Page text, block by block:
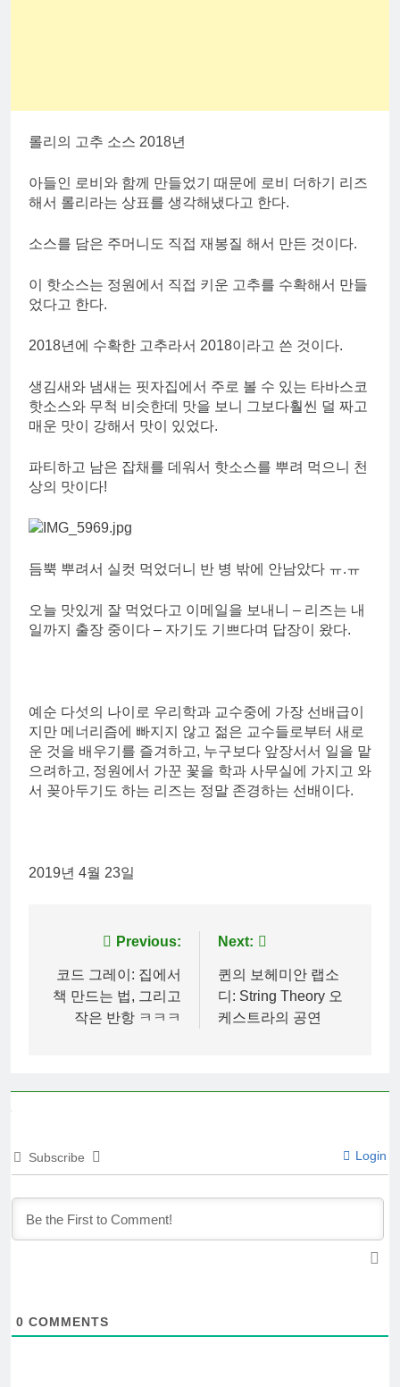
롤리의 고추 소스 2018년
아들인 로비와 함께 만들었기 때문에 로비 더하기 리즈
해서 롤리라는 상표를 생각해냈다고 한다.
소스를 담은 주머니도 직접 재봉질 해서 만든 것이다.
이 핫소스는 정원에서 직접 키운 고추를 수확해서 만들
었다고 한다.
2018년에 수확한 고추라서 2018이라고 쓴 것이다.
생김새와 냄새는 핏자집에서 주로 볼 수 있는 타바스코
핫소스와 무척 비슷한데 맛을 보니 그보다훨씬 덜 짜고
매운 맛이 강해서 맛이 있었다.
파티하고 남은 잡채를 데워서 핫소스를 뿌려 먹으니 천
상의 맛이다!
듬뿍 뿌려서 실컷 먹었더니 반 병 밖에 안남았다 ㅠ.ㅠ
오늘 맛있게 잘 먹었다고 이메일을 보내니 – 리즈는 내
일까지 출장 중이다 – 자기도 기쁘다며 답장이 왔다.
예순 다섯의 나이로 우리학과 교수중에 가장 선배급이
지만 메너리즘에 빠지지 않고 젊은 교수들로부터 새로
운 것을 배우기를 즐겨하고, 누구보다 앞장서서 일을 맡
으려하고, 정원에서 가꾼 꽃을 학과 사무실에 가지고 와
서 꽂아두기도 하는 리즈는 정말 존경하는 선배이다.
2019년 4월 23일
navigation
Previous:
코드 그레이: 집에서
책 만드는 법, 그리고
작은 반항 ㅋㅋㅋ
Next:
퀸의 보헤미안 랩소
디: String Theory 오
케스트라의 공연
Subscribe Login
0 COMMENTS